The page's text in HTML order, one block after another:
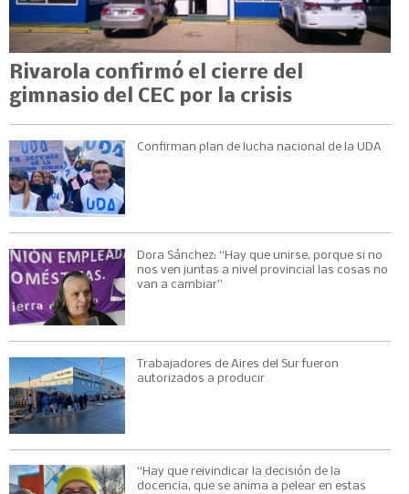
Rivarola confirmó el cierre del
gimnasio del CEC por la crisis
Confirman plan de lucha nacional de la UDA
Dora Sánchez: “Hay que unirse, porque si no
nos ven juntas a nivel provincial las cosas no
van a cambiar”
Trabajadores de Aires del Sur fueron
autorizados a producir
“Hay que reivindicar la decisión de la
docencia, que se anima a pelear en estas